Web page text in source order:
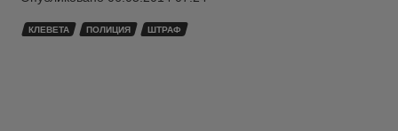
КЛЕВЕТА ПОЛИЦИЯ ШТРАФ